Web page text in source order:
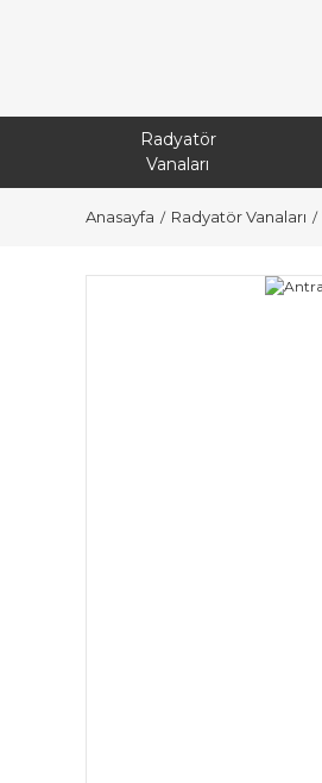
Radyatör
Vanaları
Anasayfa Radyatör Vanaları